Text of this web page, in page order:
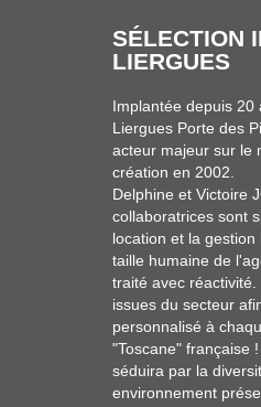
SÉLECTION
LIERGUES
Implantée depuis 20
Liergues Porte des
acteur majeur sur le
création en 2002.
Delphine et Victoire
collaboratrices sont
location et la
taille humaine de
traité avec
issues du secteur
personnalisé à
"Toscane" française
séduira par la
environnement